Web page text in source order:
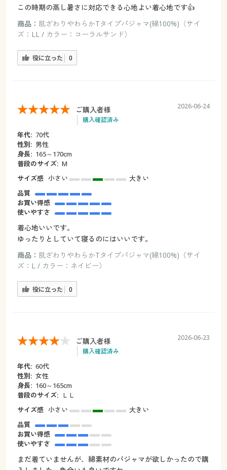
この時期の蒸し暑さに対応できる心地よい着心地です👍
商品： 肌ざわりやわらかTタイプパジャマ(綿100%)（サイ
ズ：LL / カラー：コーラルサンド）
役に立った 0
ご購入者様
購入確認済み
2026-06-24
年代: 70代
性別: 男性
身長: 165～170cm
普段のサイズ: M
サイズ感 小さい
大きい
品質
お買い得感
使いやすさ
着心地いいです。
ゆったりとしていて寝るのにはいいです。
商品： 肌ざわりやわらかTタイプパジャマ(綿100%)（サイ
ズ：L / カラー：ネイビー）
役に立った 0
ご購入者様
購入確認済み
2026-06-23
年代: 60代
性別: 女性
身長: 160～165cm
普段のサイズ: ＬＬ
サイズ感 小さい
大きい
品質
お買い得感
使いやすさ
まだ着ていませんが、綿素材のパジャマが欲しかったので購